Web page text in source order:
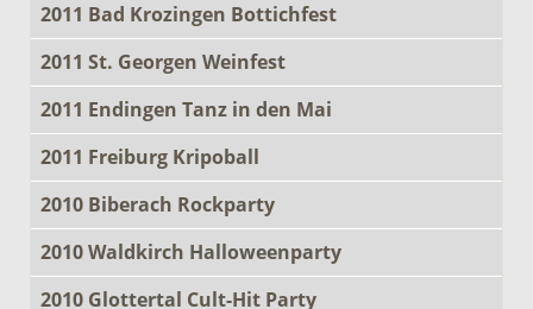
2011 Bad Krozingen Bottichfest
2011 St. Georgen Weinfest
2011 Endingen Tanz in den Mai
2011 Freiburg Kripoball
2010 Biberach Rockparty
2010 Waldkirch Halloweenparty
2010 Glottertal Cult-Hit Party